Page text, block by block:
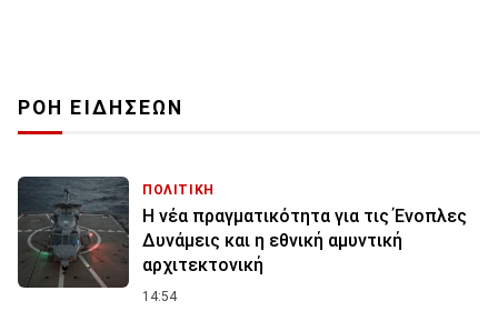
ΡΟΗ ΕΙΔΗΣΕΩΝ
ΠΟΛΙΤΙΚΗ
Η νέα πραγματικότητα για τις Ένοπλες
Δυνάμεις και η εθνική αμυντική
αρχιτεκτονική
14:54